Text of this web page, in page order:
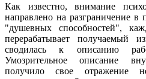
Как известно, внимание
направлено на разграничение в
"душевных способностей",
перерабатывает получаемый
сводилась к описанию
Умозрительное описание
получило свое отражение